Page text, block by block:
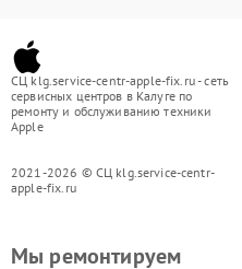
СЦ klg.service-centr-apple-fix.ru - сеть
сервисных центров в Калуге по
ремонту и обслуживанию техники
Apple
2021-2026 © СЦ klg.service-centr-
apple-fix.ru
Мы ремонтируем